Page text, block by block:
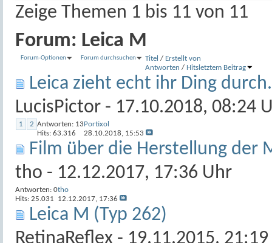
Zeige Themen 1 bis 11 von 11
Forum: Leica M
Forum-Optionen Forum durchsuchen Titel / Erstellt von
Antworten / Hits letztem Beitrag
Leica zieht echt ihr Ding
LucisPictor - 17.10.2018, 08:24
1 2 Antworten: 13
Hits: 63.316
Portixol
28.10.2018, 15:53
Film über die Herstellung der
tho - 12.12.2017, 17:36 Uhr
Antworten: 0
Hits: 25.031
tho
12.12.2017, 17:36
Leica M (Typ 262)
RetinaReflex - 19.11.2015,